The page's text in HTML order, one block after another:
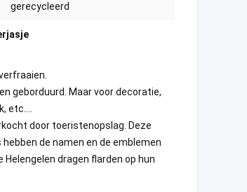
gerecycleerd
geborduurd. Maar voor decoratie,
etc….
door toeristenopslag. Deze
de namen en de emblemen
dragen flarden op hun